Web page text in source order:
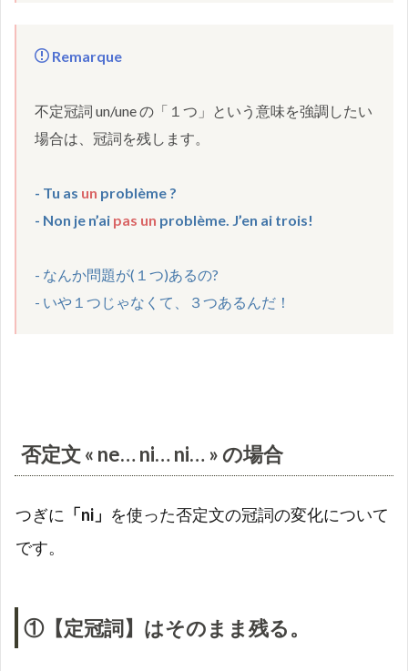
Remarque
不定冠詞 un/une の「１つ」という意味を強調したい
- Tu as un problème ?
- Non je n’ai pas un problème. J’en ai trois!
- なんか問題が(１つ)あるの?
- いや１つじゃなくて、３つあるんだ！
否定文« ne… ni… ni… » の場合
つぎに 「ni」 を使った否定文の冠詞の変化について
です。
①【定冠詞】はそのまま残る。